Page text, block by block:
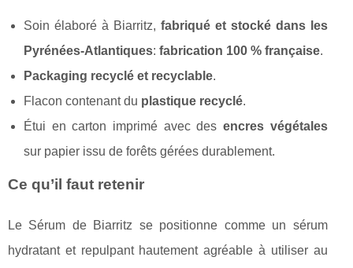
Soin élaboré à Biarritz, fabriqué et stocké dans les
Pyrénées-Atlantiques: fabrication 100 % française.
Packaging recyclé et recyclable.
Flacon contenant du plastique recyclé.
Étui en carton imprimé avec des encres végétales
sur papier issu de forêts gérées durablement.
Ce qu’il faut retenir
Le Sérum de Biarritz se positionne comme un sérum
hydratant et repulpant hautement agréable à utiliser au